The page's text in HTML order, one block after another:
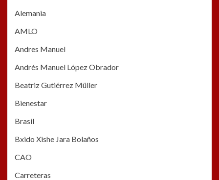
Alemania
AMLO
Andres Manuel
Andrés Manuel López Obrador
Beatriz Gutiérrez Müller
Bienestar
Brasil
Bxido Xishe Jara Bolaños
CAO
Carreteras